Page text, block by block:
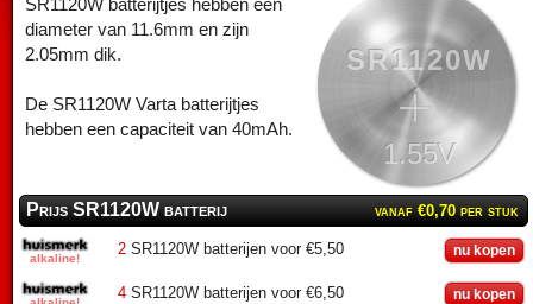
SR1120W
1.55V
SR1120W batterijtjes hebben een
diameter van 11.6mm en zijn
2.05mm dik.
De SR1120W Varta batterijtjes
hebben een capaciteit van 40mAh.
Prijs SR1120W batterij vanaf €0,70 per stuk
2 SR1120W batterijen voor €5,50 nu kopen
4 SR1120W batterijen voor €6,50 nu kopen